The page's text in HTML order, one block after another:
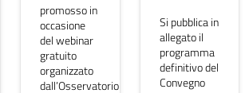
promosso in
occasione
del webinar
gratuito
organizzato
dall’Osservatorio
Si pubblica in
allegato il
programma
definitivo del
Convegno